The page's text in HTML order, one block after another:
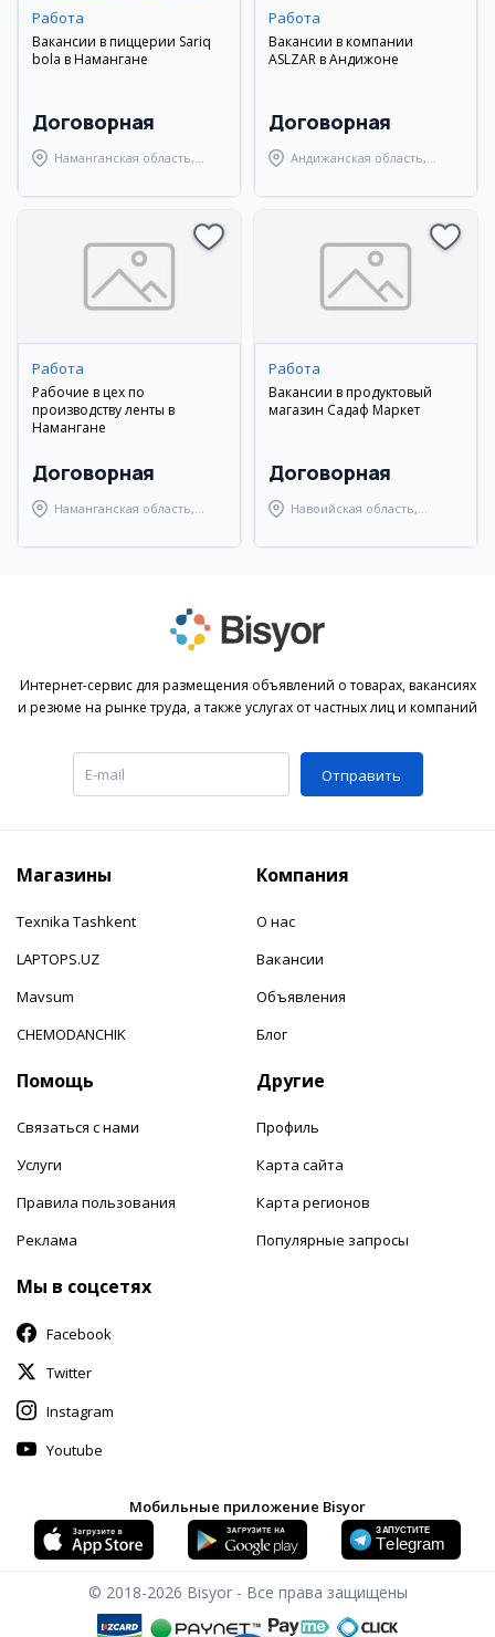
Работа
Вакансии в пиццерии Sariq
bola в Намангане
Договорная
Наманганская область,
Работа
Вакансии в компании
ASLZAR в Андижоне
Договорная
Андижанская область,
Работа
Рабочие в цех по
производству ленты в
Намангане
Договорная
Наманганская область,
Работа
Вакансии в продуктовый
магазин Садаф Маркет
Договорная
Навоийская область,
Интернет-сервис для размещения объявлений о товарах, вакансиях
и резюме на рынке труда, а также услугах от частных лиц и компаний
Отправить
Магазины
Texnika Tashkent
LAPTOPS.UZ
Mavsum
CHEMODANCHIK
Компания
О нас
Вакансии
Объявления
Блог
Помощь
Связаться с нами
Услуги
Правила пользования
Реклама
Другие
Профиль
Карта сайта
Карта регионов
Популярные запросы
Мы в соцсетях
Facebook
Twitter
Instagram
Youtube
Мобильные приложение Bisyor
© 2018-2026 Bisyor - Все права защищены